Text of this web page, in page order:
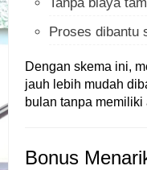
Proses dibantu
Dengan skema ini,
jauh lebih mudah
bulan tanpa memiliki
Bonus